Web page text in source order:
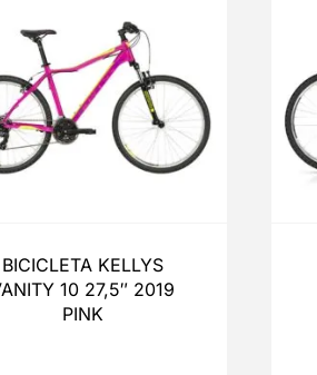
BICICLETA KELLYS
10 27,5″ 2019
PINK